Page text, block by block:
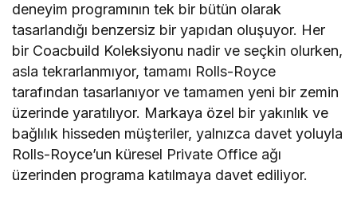
deneyim programının tek bir bütün olarak
tasarlandığı benzersiz bir yapıdan oluşuyor. Her
bir Coacbuild Koleksiyonu nadir ve seçkin olurken,
asla tekrarlanmıyor, tamamı Rolls-Royce
tarafından tasarlanıyor ve tamamen yeni bir zemin
üzerinde yaratılıyor. Markaya özel bir yakınlık ve
bağlılık hisseden müşteriler, yalnızca davet yoluyla
Rolls-Royce’un küresel Private Office ağı
üzerinden programa katılmaya davet ediliyor.